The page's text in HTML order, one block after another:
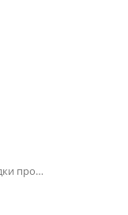
Накладки противоскользящие резиновые